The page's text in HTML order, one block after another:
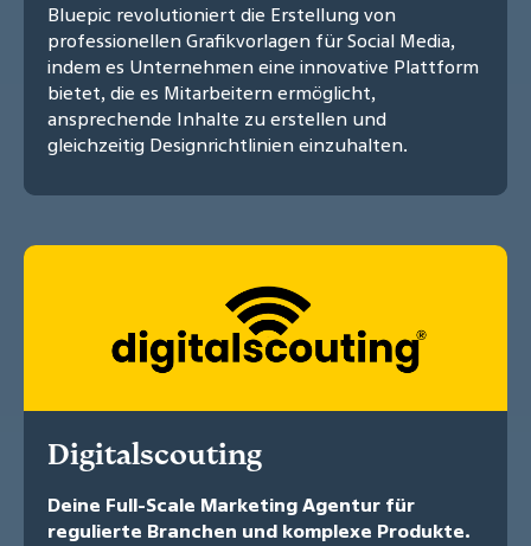
Bluepic revolutioniert die Erstellung von
professionellen Grafikvorlagen für Social Media,
indem es Unternehmen eine innovative Plattform
bietet, die es Mitarbeitern ermöglicht,
ansprechende Inhalte zu erstellen und
gleichzeitig Designrichtlinien einzuhalten.
Digitalscouting
Deine Full-Scale Marketing Agentur für
regulierte Branchen und komplexe Produkte.